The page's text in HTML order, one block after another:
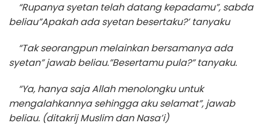
“Rupanya syetan telah datang kepadamu”, sabda
beliau”Apakah ada syetan besertaku?’ tanyaku
“Tak seorangpun melainkan bersamanya ada
syetan” jawab beliau.”Besertamu pula?” tanyaku.
“Ya, hanya saja Allah menolongku untuk
mengalahkannya sehingga aku selamat”, jawab
beliau. (ditakrij Muslim dan Nasa’i)